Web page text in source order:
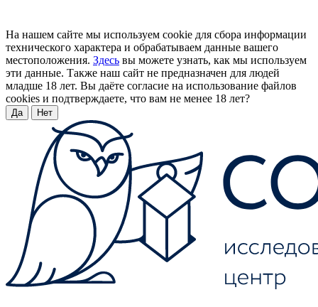
На нашем сайте мы используем cookie для сбора информации
технического характера и обрабатываем данные вашего
местоположения. Здесь вы можете узнать, как мы используем
эти данные. Также наш сайт не предназначен для людей
младше 18 лет. Вы даёте согласие на использование файлов
cookies и подтверждаете, что вам не менее 18 лет?
Да Нет